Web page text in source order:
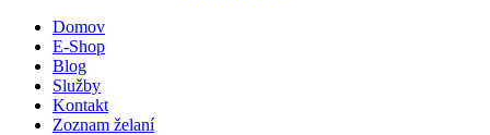
Domov
E-Shop
Blog
Služby
Kontakt
Zoznam želaní